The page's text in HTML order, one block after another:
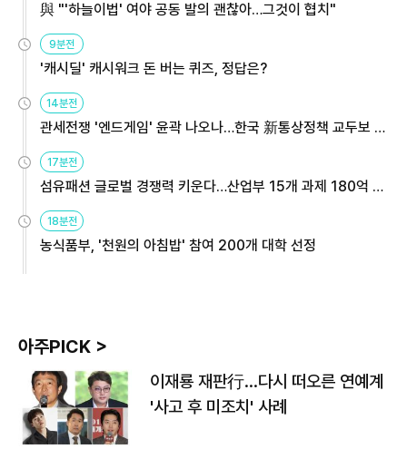
與 "'하늘이법' 여야 공동 발의 괜찮아…그것이 협치"
9분전
'캐시딜' 캐시워크 돈 버는 퀴즈, 정답은?
14분전
관세전쟁 '엔드게임' 윤곽 나오나…한국 新통상정책 교두보 활
용해야
17분전
섬유패션 글로벌 경쟁력 키운다…산업부 15개 과제 180억 지
원
18분전
농식품부, '천원의 아침밥' 참여 200개 대학 선정
아주PICK >
이재룡 재판行…다시 떠오른 연예계
'사고 후 미조치' 사례